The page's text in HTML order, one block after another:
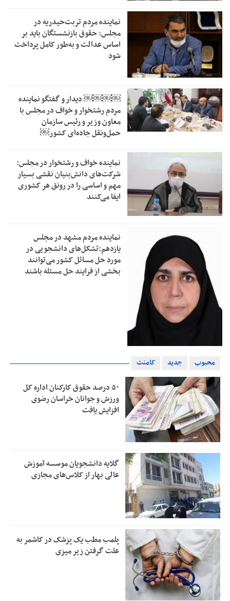
نماینده مردم تربت‌حیدریه در
مجلس: حقوق بازنشستگان باید بر
اساس عدالت و به‌طور کامل پرداخت
شود
￼￼￼￼‏ دیدار و گفتگو نماینده
مردم رشتخوار و خواف در مجلس با
معاون وزیر و رئیس سازمان
حمل‌ونقل جاده‌ای کشور￼
نماینده خواف و رشتخوار در مجلس:
شرکت‌های دانش‌بنیان نقشی بسیار
مهم و اساسی را در رونق هر کشوری
ایفا می‌کنند
نماینده مردم مشهد در مجلس
یازدهم:تشکل‌های دانشجویی در
مورد حل مسائل کشور می‌توانند
بخشی از فرایند حل مسئله باشند
محبوب جدید کامنت
۵۰ درصد حقوق کارکنان اداره کل
ورزش و جوانان خراسان رضوی
افزایش یافت
گلایه دانشجویان موسسه آموزش
عالی بهار از کلاس‌های مجازی
پلمب مطب یک پزشک در کاشمر به
علت گرفتن زیر میزی